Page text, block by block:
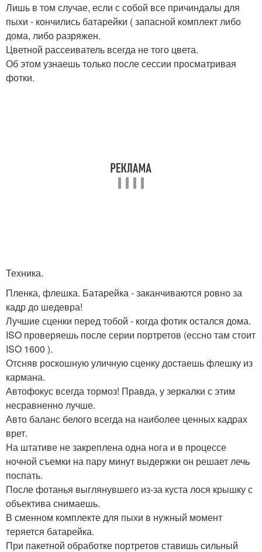
Лишь в том случае, если с собой все причиндалы для
пыхи - кончились батарейки ( запасной комплект либо
дома, либо разряжен.
Цветной рассеиватель всегда не того цвета.
Об этом узнаешь только после сессии просматривая
фотки.
Техника.
Пленка, флешка. Батарейка - заканчиваются ровно за
кадр до шедевра!
Лучшие сценки перед тобой - когда фотик остался дома.
ISO проверяешь после серии портретов (ессно там стоит
ISO 1600 ).
Отсняв роскошную уличную сценку достаешь флешку из
кармана.
Автофокус всегда тормоз! Правда, у зеркалки с этим
несравненно лучше.
Авто баланс белого всегда на наиболее ценных кадрах
врет.
На штативе не закреплена одна нога и в процессе
ночной съемки на пару минут выдержки он решает лечь
поспать.
После фотанья выглянувшего из-за куста лося крышку с
объектива снимаешь.
В сменном комплекте для пыхи в нужный момент
теряется батарейка.
При пакетной обработке портретов ставишь сильный